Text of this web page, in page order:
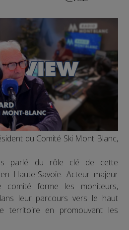
du Comité Ski Mont Blanc,
parlé du rôle clé de cette
Haute-Savoie. Acteur majeur
comité forme les moniteurs,
leur parcours vers le haut
territoire en promouvant les